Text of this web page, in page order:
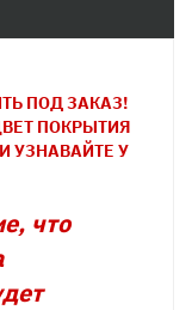
ПОД ЗАКАЗ!
ПОКРЫТИЯ
УЗНАВАЙТЕ У
что